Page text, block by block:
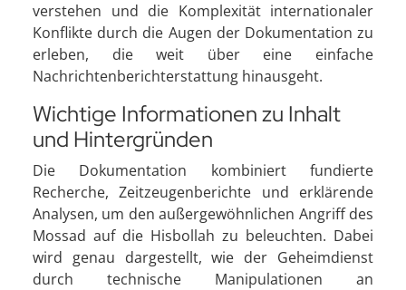
verstehen und die Komplexität internationaler
Konflikte durch die Augen der Dokumentation zu
erleben, die weit über eine einfache
Nachrichtenberichterstattung hinausgeht.
Wichtige Informationen zu Inhalt
und Hintergründen
Die Dokumentation kombiniert fundierte
Recherche, Zeitzeugenberichte und erklärende
Analysen, um den außergewöhnlichen Angriff des
Mossad auf die Hisbollah zu beleuchten. Dabei
wird genau dargestellt, wie der Geheimdienst
durch technische Manipulationen an